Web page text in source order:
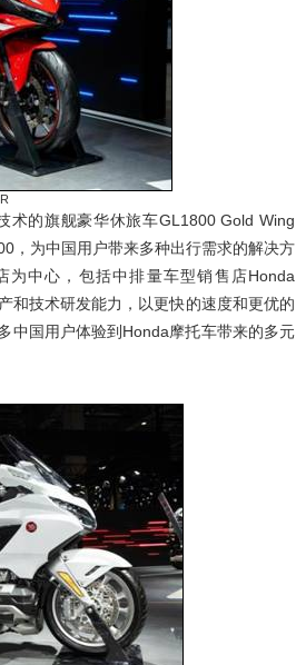
术的旗舰豪华休旅车GL1800 Gold Wing
，为中国用户带来多种出行需求的解决方
为中心，包括中排量车型销售店Honda
和技术研发能力，以更快的速度和更优的
中国用户体验到Honda摩托车带来的多元